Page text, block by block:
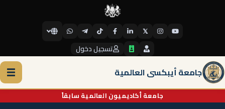
جامعة أكاديميون العالمية سابقاً
𝕏
تسجيل دخول
جامعة أيبكسي العالمية